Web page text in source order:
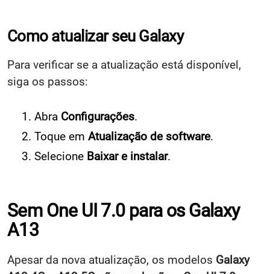
Como atualizar seu Galaxy
Para verificar se a atualização está disponível,
siga os passos:
Abra Configurações.
Toque em Atualização de software.
Selecione Baixar e instalar.
Sem One UI 7.0 para os Galaxy
A13
Apesar da nova atualização, os modelos Galaxy